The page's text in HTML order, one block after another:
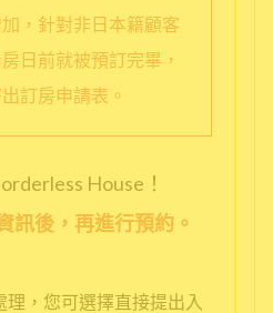
，針對非日本籍顧客
日前就被預訂完畢，
訂房申請表。
House！
訊後，再進行預約。
，您可選擇直接提出入